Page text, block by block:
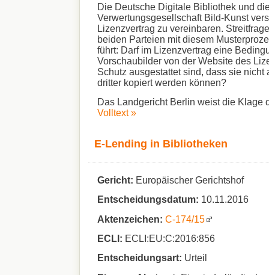
Die Deutsche Digitale Bibliothek und
Verwertungsgesellschaft Bild-Kunst
Lizenzvertrag zu vereinbaren.
beiden Parteien mit diesem
führt: Darf im Lizenzvertrag eine
Vorschaubilder von der Website des
Schutz ausgestattet sind, dass sie nicht
dritter kopiert werden können?
Das Landgericht Berlin weist die Klage
Volltext »
E-Lending in Bibliotheken
Gericht: Europäischer Gerichtshof
Entscheidungsdatum: 10.11.2016
Aktenzeichen: C‑174/15
ECLI: ECLI:EU:C:2016:856
Entscheidungsart: Urteil